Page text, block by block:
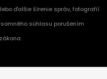
ďalšie šírenie správ, fotografií
súhlasu porušením